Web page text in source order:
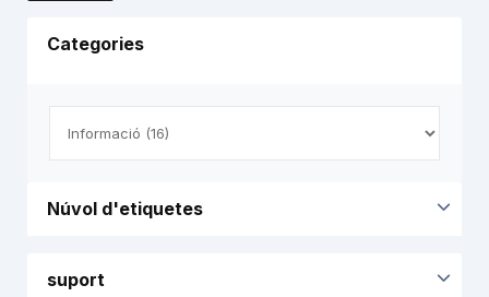
Categories
Núvol d'etiquetes
suport